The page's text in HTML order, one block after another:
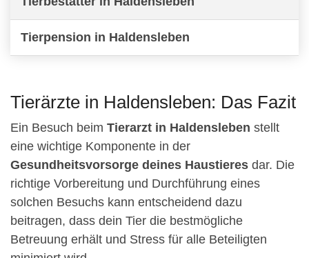
Tierpension in Haldensleben
Tierärzte in Haldensleben: Das Fazit
Ein Besuch beim Tierarzt in Haldensleben stellt
eine wichtige Komponente in der
Gesundheitsvorsorge deines Haustieres dar. Die
richtige Vorbereitung und Durchführung eines
solchen Besuchs kann entscheidend dazu
beitragen, dass dein Tier die bestmögliche
Betreuung erhält und Stress für alle Beteiligten